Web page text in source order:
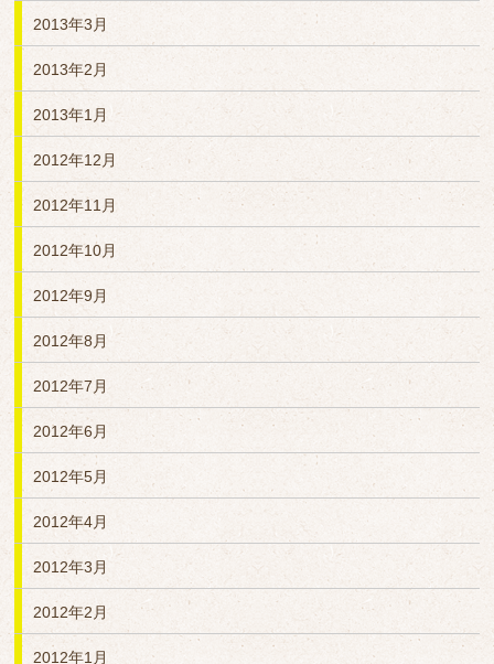
2013年3月
2013年2月
2013年1月
2012年12月
2012年11月
2012年10月
2012年9月
2012年8月
2012年7月
2012年6月
2012年5月
2012年4月
2012年3月
2012年2月
2012年1月